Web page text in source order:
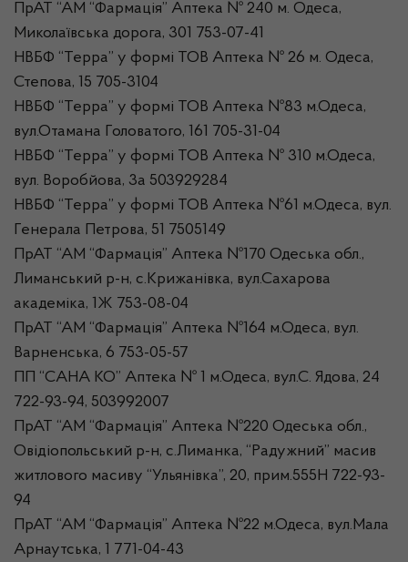
ПрАТ “АМ “Фармація” Аптека № 240 м. Одеса,
Миколаївська дорога, 301 753-07-41
НВБФ “Терра” у формі ТОВ Аптека № 26 м. Одеса,
Степова, 15 705-3104
НВБФ “Терра” у формі ТОВ Аптека №83 м.Одеса,
вул.Отамана Головатого, 161 705-31-04
НВБФ “Терра” у формі ТОВ Аптека № 310 м.Одеса,
вул. Воробйова, 3а 503929284
НВБФ “Терра” у формі ТОВ Аптека №61 м.Одеса, вул.
Генерала Петрова, 51 7505149
ПрАТ “АМ “Фармація” Аптека №170 Одеська обл.,
Лиманський р-н, с.Крижанівка, вул.Сахарова
академіка, 1Ж 753-08-04
ПрАТ “АМ “Фармація” Аптека №164 м.Одеса, вул.
Варненська, 6 753-05-57
ПП “САНА КО” Аптека № 1 м.Одеса, вул.С. Ядова, 24
722-93-94, 503992007
ПрАТ “АМ “Фармація” Аптека №220 Одеська обл.,
Овідіопольський р-н, с.Лиманка, “Радужний” масив
житлового масиву “Ульянівка”, 20, прим.555Н 722-93-
94
ПрАТ “АМ “Фармація” Аптека №22 м.Одеса, вул.Мала
Арнаутська, 1 771-04-43